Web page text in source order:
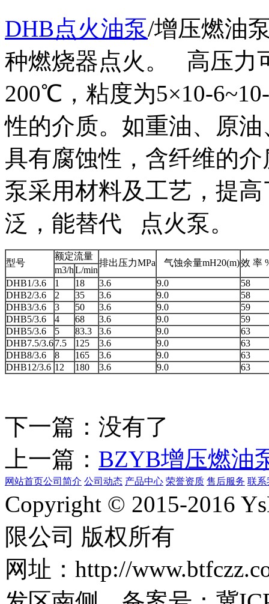
DHB点火油泵/增压燃油
种燃烧器点火。 高压力
200℃，粘度为5×10-
性的介质。如重油、原
具有腐蚀性，含纤维的
泵采用材料及工艺，提
泛，能替代 点火泵。
型号
额定流量
排出压力MPa 气蚀余量mH20(m)效 率
m3/hL/min
DHB1/3.6
1 18 3.6 9.0
58
DHB2/3.6
2 35 3.6 9.0
58
DHB3/3.6
3 50 3.6 9.0
59
DHB5/3.6
4 68 3.6 9.0
59
DHB5/3.6
5 83.3 3.6 9.0
63
DHB7.5/3.67.5 125 3.6 9.0
63
DHB8/3.6
8 165 3.6 9.0
63
DHB12/3.6 12 180 3.6 9.0 63
下一篇：没有了
上一篇： BZYB增压燃油
网站首页公司简介 公司动态 产品中心 荣誉资质 售后服务 联系
Copyright © 2015-2016
限公司 版权所有
网址：http://